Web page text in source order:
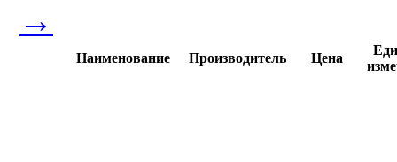
→
Наименование Производитель Цена